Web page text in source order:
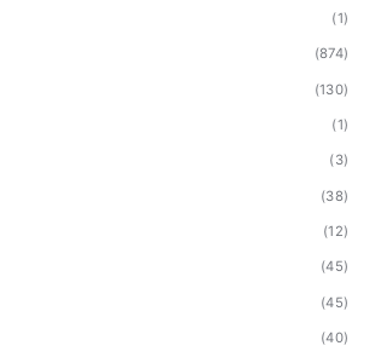
(1)
(874)
(130)
(1)
(3)
(38)
(12)
(45)
(45)
(40)